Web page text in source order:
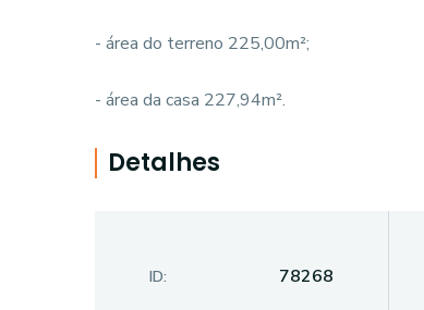
- área do terreno 225,00m²;
- área da casa 227,94m².
Detalhes
ID: 78268